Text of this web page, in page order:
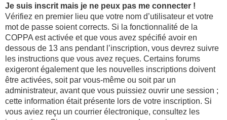
Je suis inscrit mais je ne peux pas me connecter !
Vérifiez en premier lieu que votre nom d’utilisateur et votre
mot de passe soient corrects. Si la fonctionnalité de la
COPPA est activée et que vous avez spécifié avoir en
dessous de 13 ans pendant l’inscription, vous devrez suivre
les instructions que vous avez reçues. Certains forums
exigeront également que les nouvelles inscriptions doivent
être activées, soit par vous-même ou soit par un
administrateur, avant que vous puissiez ouvrir une session ;
cette information était présente lors de votre inscription. Si
vous aviez reçu un courrier électronique, consultez les